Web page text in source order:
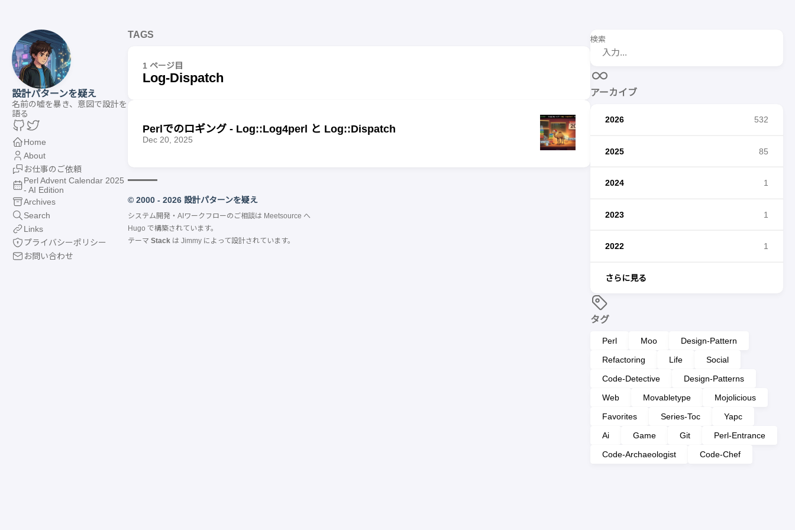
設計パターンを疑え
名前の嘘を暴き、意図で設計を
語る
Home
About
お仕事のご依頼
Perl Advent Calendar 2025
- AI Edition
Archives
Search
Links
プライバシーポリシー
お問い合わせ
検索
アーカイブ
2026 532
2025 85
2024 1
2023 1
2022 1
さらに見る
タグ
Perl Moo
Design-Pattern
Refactoring
Life
Social
Code-Detective
Design-Patterns
Web
Movabletype
Mojolicious
Favorites
Series-Toc
Yapc
Ai
Game Git
Perl-Entrance
Code-Archaeologist
Code-Chef
TAGS
1 ページ目
Log-Dispatch
Perlでのロギング - Log::Log4perl と Log::Dispatch
Dec 20, 2025
© 2000 - 2026 設計パターンを疑え
システム開発・AIワークフローのご相談は Meetsource へ
Hugo で構築されています。
テーマ Stackは Jimmyによって設計されています。